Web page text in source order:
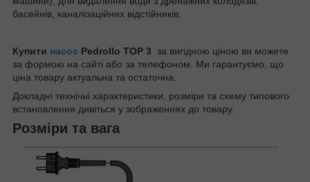
басейнів, каналізаційних відстійників.
Купити насос Pedrollo TOP 3 за вигідною ціною ви можете
за формою на сайті або за телефоном. Ми гарантуємо, що
ціна товару актуальна та остаточна.
Докладні технічні характеристики, розміри та схему типового
встановлення дивіться у зображеннях до товару.
Розміри та вага